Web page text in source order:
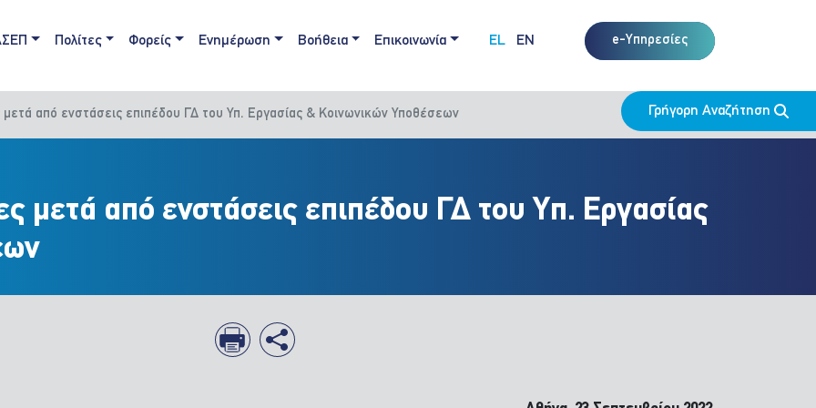
navigation
Πολίτες Φορείς Ενημέρωση Βοήθεια Επικοινωνία EL EN e-Υπηρεσίες
από ενστάσεις επιπέδου ΓΔ του Υπ. Εργασίας & Κοινωνικών Υποθέσεων Γρήγορη Αναζήτηση
μετά από ενστάσεις επιπέδου ΓΔ του Υπ. Εργασίας